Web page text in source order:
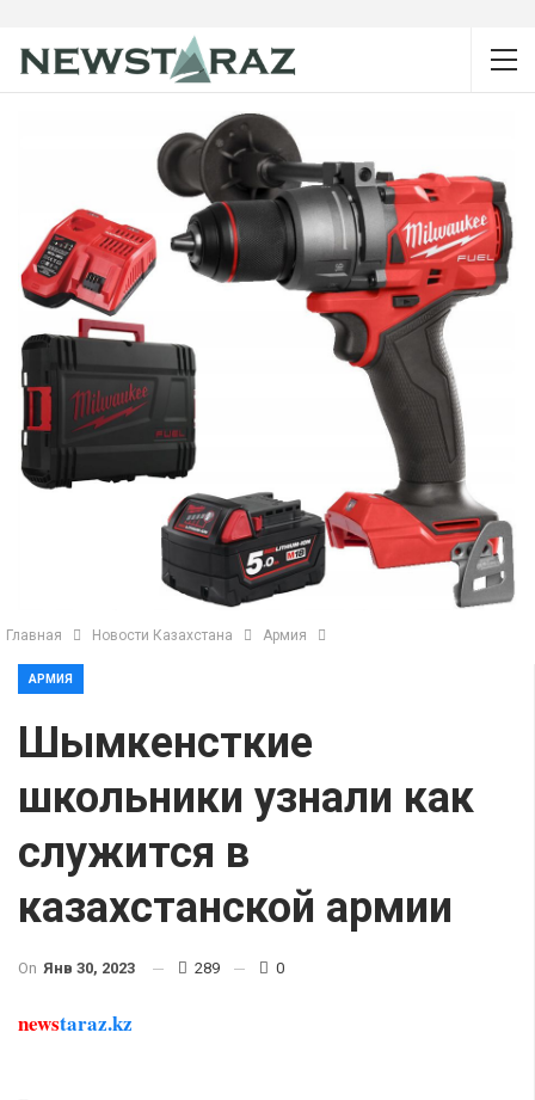
Главная Новости Казахстана Армия
АРМИЯ
Шымкенсткие
школьники узнали как
служится в
казахстанской армии
On Янв 30, 2023 289 0
newstaraz.kz